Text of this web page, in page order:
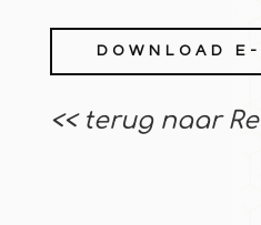
DOWNLOAD
<< terug naar